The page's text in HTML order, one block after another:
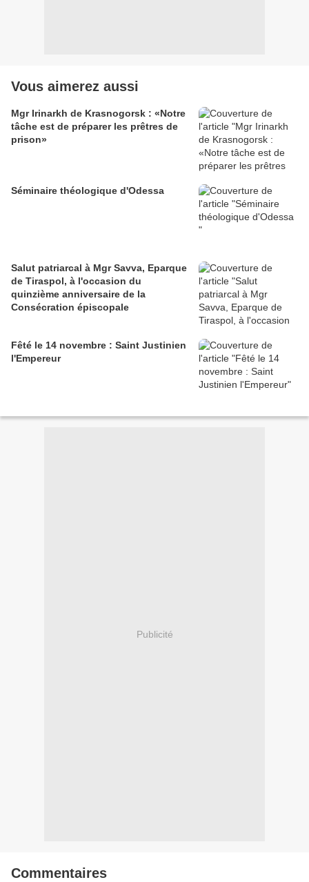
Vous aimerez aussi
Mgr Irinarkh de Krasnogorsk : «Notre
tâche est de préparer les prêtres de
prison»
Séminaire théologique d'Odessa
Salut patriarcal à Mgr Savva, Eparque
de Tiraspol, à l'occasion du
quinzième anniversaire de la
Consécration épiscopale
Fêté le 14 novembre : Saint Justinien
l'Empereur
Publicité
Commentaires